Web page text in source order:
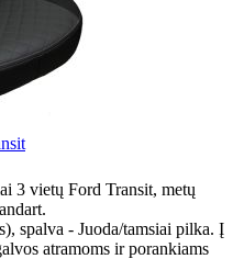
3 vietų Ford Transit, metų
spalva - Juoda/tamsiai pilka. Į
atramoms ir porankiams